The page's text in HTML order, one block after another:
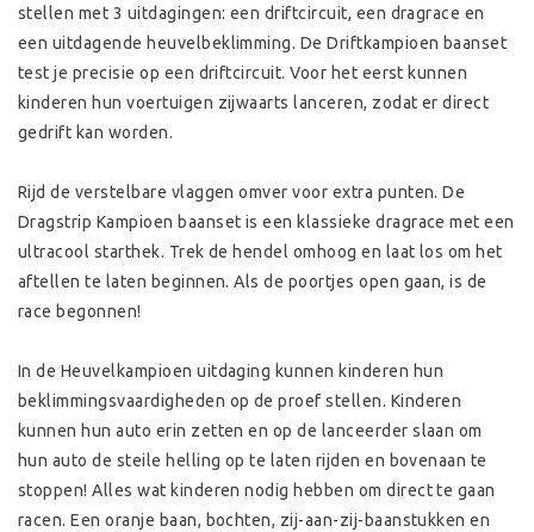
stellen met 3 uitdagingen: een driftcircuit, een dragrace en
een uitdagende heuvelbeklimming. De Driftkampioen baanset
test je precisie op een driftcircuit. Voor het eerst kunnen
kinderen hun voertuigen zijwaarts lanceren, zodat er direct
gedrift kan worden.
Rijd de verstelbare vlaggen omver voor extra punten. De
Dragstrip Kampioen baanset is een klassieke dragrace met een
ultracool starthek. Trek de hendel omhoog en laat los om het
aftellen te laten beginnen. Als de poortjes open gaan, is de
race begonnen!
In de Heuvelkampioen uitdaging kunnen kinderen hun
beklimmingsvaardigheden op de proef stellen. Kinderen
kunnen hun auto erin zetten en op de lanceerder slaan om
hun auto de steile helling op te laten rijden en bovenaan te
stoppen! Alles wat kinderen nodig hebben om direct te gaan
racen. Een oranje baan, bochten, zij-aan-zij-baanstukken en